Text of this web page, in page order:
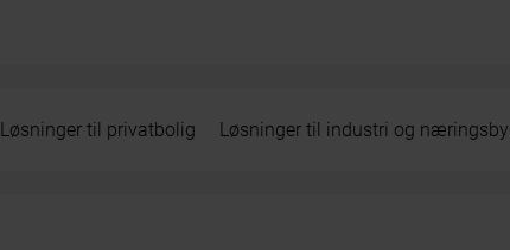
Løsninger til privatbolig Løsninger til industri og